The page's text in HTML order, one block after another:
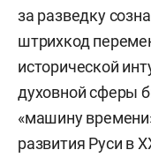
за разведку
штрихкод
исторической
духовной сферы
«машину
развития Руси в